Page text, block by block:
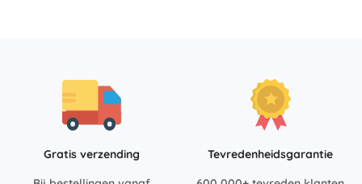
Gratis verzending
Tevredenheidsgarantie